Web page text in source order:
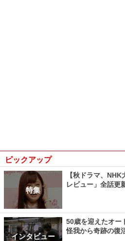
ピックアップ
特集
【秋ドラマ、
レビュー」全話更
インタビュー
50歳を迎えたオ
怪我から奇跡の復